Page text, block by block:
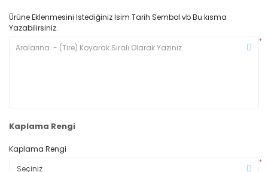
Ürüne Eklenmesini İstediğiniz İsim Tarih Sembol vb Bu kısma
Yazabilirsiniz.
*
Kaplama Rengi
Kaplama Rengi
*